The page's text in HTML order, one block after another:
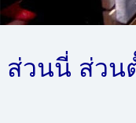
ส่วนนี่ ส่วน